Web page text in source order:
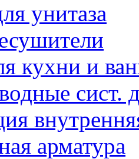
унитаза
кухни и
сист.
арматура